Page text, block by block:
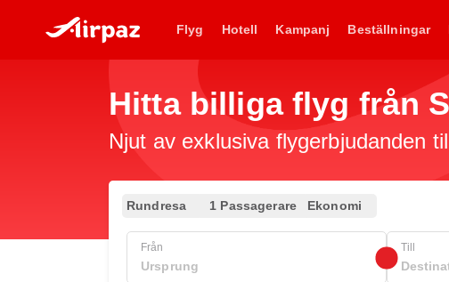
Flyg Hotell Kampanj Beställningar
Hitta billiga flyg från
Njut av exklusiva flygerbjudanden
Rundresa 1 Passagerare Ekonomi
Från Till